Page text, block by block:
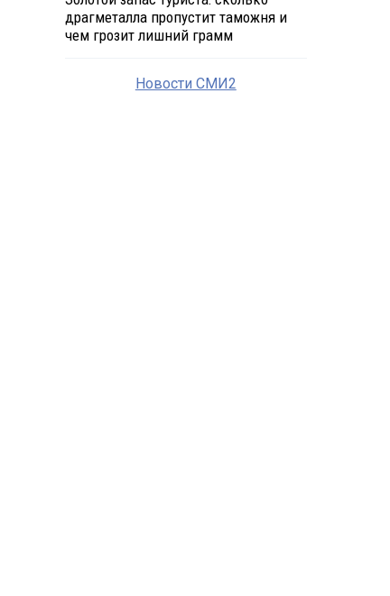
драгметалла пропустит таможня и
чем грозит лишний грамм
Новости СМИ2